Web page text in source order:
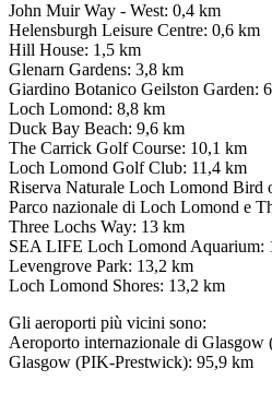
John Muir Way - West: 0,4 km
Helensburgh Leisure Centre: 0,6 km
Hill House: 1,5 km
Glenarn Gardens: 3,8 km
Giardino Botanico Geilston Garden:
Loch Lomond: 8,8 km
Duck Bay Beach: 9,6 km
The Carrick Golf Course: 10,1 km
Loch Lomond Golf Club: 11,4 km
Riserva Naturale Loch Lomond Bird
Parco nazionale di Loch Lomond e
Three Lochs Way: 13 km
SEA LIFE Loch Lomond Aquarium:
Levengrove Park: 13,2 km
Loch Lomond Shores: 13,2 km
Gli aeroporti più vicini sono:
Aeroporto internazionale di
Glasgow (PIK-Prestwick): 95,9 km